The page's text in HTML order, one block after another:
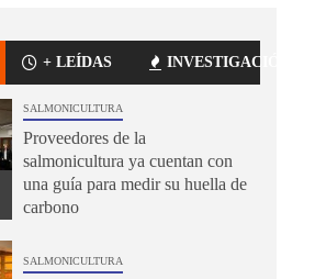
+ LEÍDAS INVESTIGACIÓN
SALMONICULTURA
Proveedores de la
salmonicultura ya cuentan con
una guía para medir su huella de
carbono
SALMONICULTURA